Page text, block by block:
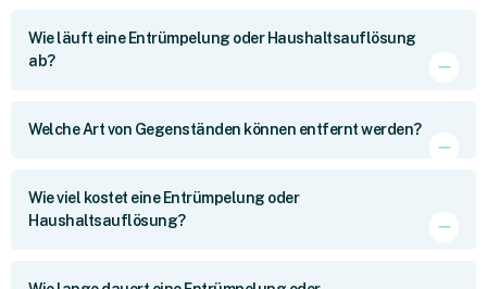
Wie läuft eine Entrümpelung oder Haushaltsauflösung
ab?
Welche Art von Gegenständen können entfernt werden?
Wie viel kostet eine Entrümpelung oder
Haushaltsauflösung?